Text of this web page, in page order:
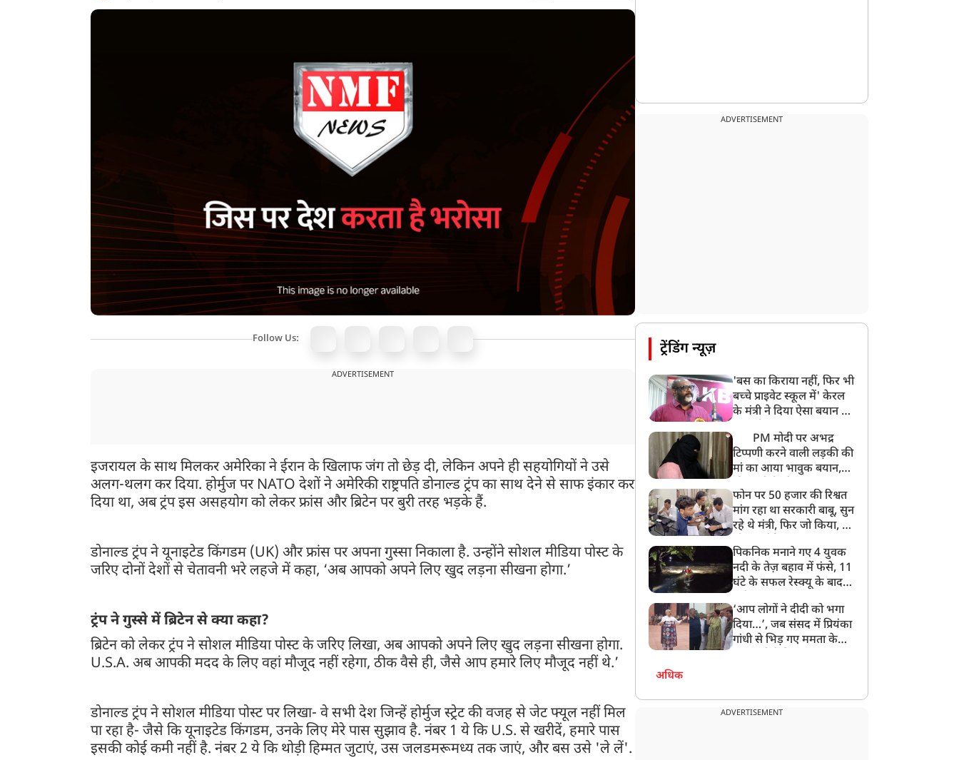
Follow Us:
ADVERTISEMENT
इजरायल के साथ मिलकर अमेरिका ने ईरान के खिलाफ जंग तो छेड़ दी, लेकिन अपने ही सहयोगियों ने उसे
अलग-थलग कर दिया. होर्मुज पर NATO देशों ने अमेरिकी राष्ट्रपति डोनाल्ड ट्रंप का साथ देने से साफ इंकार कर
दिया था, अब ट्रंप इस असहयोग को लेकर फ्रांस और ब्रिटेन पर बुरी तरह भड़के हैं.
डोनाल्ड ट्रंप ने यूनाइटेड किंगडम (UK) और फ्रांस पर अपना गुस्सा निकाला है. उन्होंने सोशल मीडिया पोस्ट के
जरिए दोनों देशों से चेतावनी भरे लहजे में कहा, ‘अब आपको अपने लिए खुद लड़ना सीखना होगा.’
ट्रंप ने गुस्से में ब्रिटेन से क्या कहा?
ब्रिटेन को लेकर ट्रंप ने सोशल मीडिया पोस्ट के जरिए लिखा, अब आपको अपने लिए खुद लड़ना सीखना होगा.
U.S.A. अब आपकी मदद के लिए वहां मौजूद नहीं रहेगा, ठीक वैसे ही, जैसे आप हमारे लिए मौजूद नहीं थे.’
डोनाल्ड ट्रंप ने सोशल मीडिया पोस्ट पर लिखा- वे सभी देश जिन्हें होर्मुज स्ट्रेट की वजह से जेट फ्यूल नहीं मिल
पा रहा है- जैसे कि यूनाइटेड किंगडम, उनके लिए मेरे पास सुझाव है. नंबर 1 ये कि U.S. से खरीदें, हमारे पास
इसकी कोई कमी नहीं है. नंबर 2 ये कि थोड़ी हिम्मत जुटाएं, उस जलडमरूमध्य तक जाएं, और बस उसे 'ले लें'.
ADVERTISEMENT
ट्रेंडिंग न्यूज़
'बस का किराया नहीं, फिर भी
बच्चे प्राइवेट स्कूल में' केरल
के मंत्री ने दिया ऐसा बयान की
PM मोदी पर अभद्र
टिप्पणी करने वाली लड़की की
मां का आया भावुक बयान,
बेटी को गोद लें प्रधानमंत्री
फोन पर 50 हजार की रिश्वत
मांग रहा था सरकारी बाबू, सुन
रहे थे मंत्री, फिर जो किया, वो
पिकनिक मनाने गए 4 युवक
नदी के तेज़ बहाव में फंसे, 11
घंटे के सफल रेस्क्यू के बाद
‘आप लोगों ने दीदी को भगा
दिया…’, जब संसद में प्रियंका
गांधी से भिड़ गए ममता के
अधिक
ADVERTISEMENT